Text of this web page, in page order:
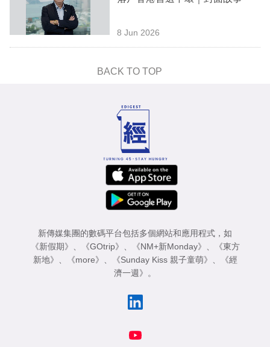
8 Jun 2026
BACK TO TOP
新傳媒集團的數碼平台包括多個網站和應用程式，如
《新假期》
《GOtrip》 《NM+新Monday》
《東方
新地》
《more》 《Sunday Kiss 親子童萌》
《經
濟一週》
。